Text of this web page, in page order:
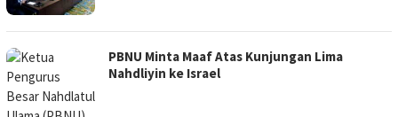
PBNU Minta Maaf Atas Kunjungan Lima
Nahdliyin ke Israel